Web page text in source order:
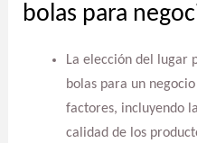
bolas para
La elección del lugar
bolas para un
factores, incluyendo
calidad de los